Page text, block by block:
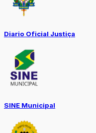
Diario Oficial Justiça
SINE Municipal